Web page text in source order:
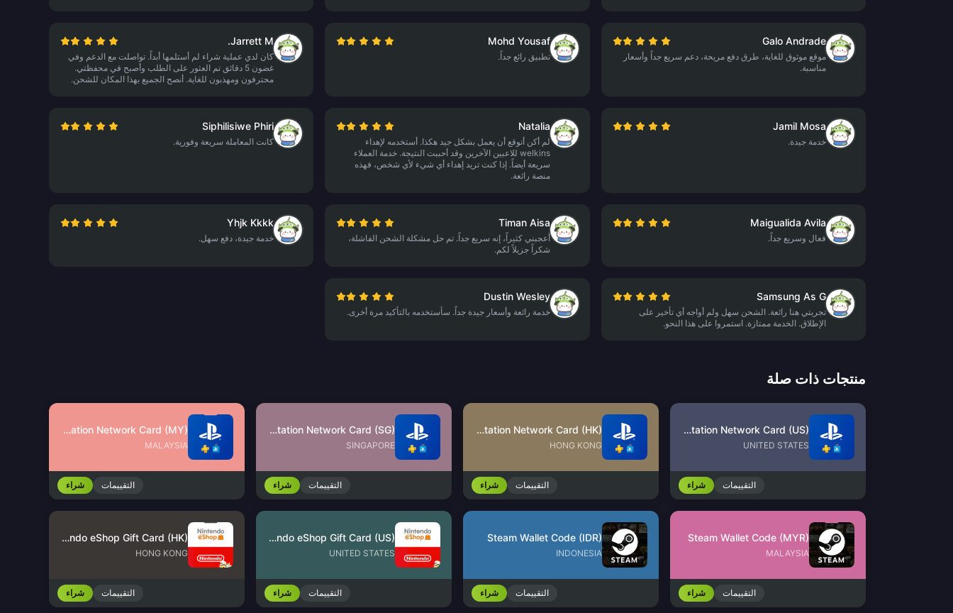
Galo Andrade
موقع موثوق للغاية، طرق دفع مريحة، دعم سريع جداً وأسعار
مناسبة.
Mohd Yousaf
تطبيق رائع جداً.
Jarrett M.
كان لدي عملية شراء لم أستلمها أبداً. تواصلت مع الدعم وفي
غضون 5 دقائق تم العثور على الطلب وأصبح في محفظتي.
محترفون ومهذبون للغاية. أنصح الجميع بهذا المكان للشحن.
Jamil Mosa
خدمة جيدة.
Natalia
لم أكن أتوقع أن يعمل بشكل جيد هكذا. أستخدمه لإهداء
welkins للاعبين الآخرين وقد أحببت النتيجة. خدمة العملاء
سريعة أيضاً. إذا كنت تريد إهداء أي شيء لأي شخص، فهذه
منصة رائعة.
Siphilisiwe Phiri
كانت المعاملة سريعة وفورية.
Maigualida Avila
فعال وسريع جداً.
Timan Aisa
أعجبني كثيراً، إنه سريع جداً. تم حل مشكلة الشحن الفاشلة،
شكراً جزيلاً لكم.
Yhjk Kkkk
خدمة جيدة، دفع سهل.
Samsung As G
تجربتي هنا رائعة. الشحن سهل ولم أواجه أي تأخير على
الإطلاق. الخدمة ممتازة. استمروا على هذا النحو.
Dustin Wesley
خدمة رائعة وأسعار جيدة جداً. سأستخدمه بالتأكيد مرة أخرى.
منتجات ذات صلة
PlayStation Network Card (US)
UNITED STATES
التقييمات شراء
PlayStation Network Card (HK)
HONG KONG
التقييمات شراء
PlayStation Network Card (SG)
SINGAPORE
التقييمات شراء
PlayStation Network Card (MY)
MALAYSIA
التقييمات شراء
Steam Wallet Code (MYR)
MALAYSIA
التقييمات شراء
Steam Wallet Code (IDR)
INDONESIA
التقييمات شراء
Nintendo eShop Gift Card (US)
UNITED STATES
التقييمات شراء
Nintendo eShop Gift Card (HK)
HONG KONG
التقييمات شراء